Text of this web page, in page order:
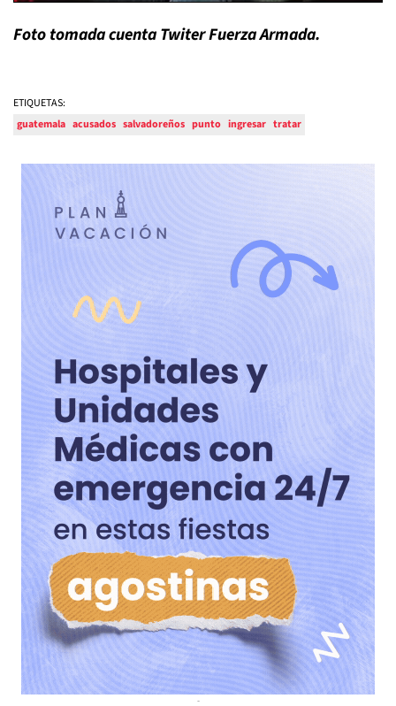
Foto tomada cuenta Twiter Fuerza Armada.
ETIQUETAS:
guatemala acusados salvadoreños punto ingresar tratar